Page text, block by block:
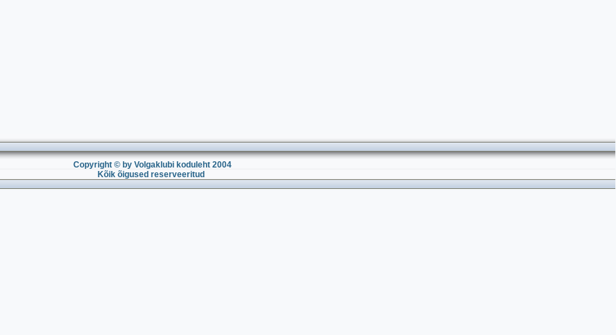
Copyright © by Volgaklubi koduleht 2004
Kõik õigused reserveeritud